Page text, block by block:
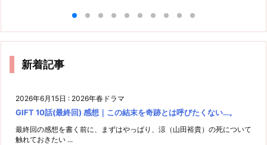
新着記事
2026年6月15日 : 2026年春ドラマ
GIFT 10話(最終回) 感想｜この結末を奇跡とは呼びたくない…。
最終回の感想を書く前に、まずはやっぱり、涼（山田裕貴）の死について
触れておきたい ...